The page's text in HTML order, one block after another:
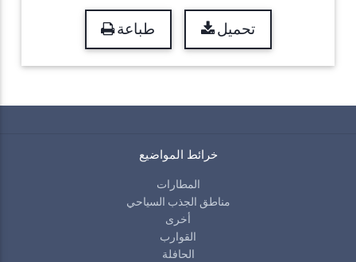
طباعة تحميل
خرائط المواضيع
المطارات
مناطق الجذب السياحي
أخرى
القوارب
الحافلة